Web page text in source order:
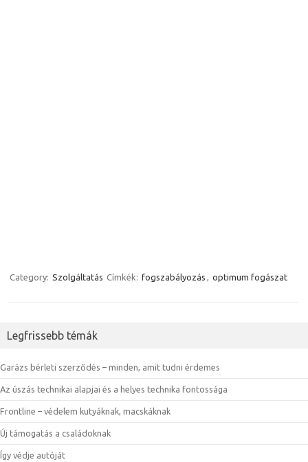
Category: Szolgáltatás Címkék: fogszabályozás , optimum fogászat
Legfrissebb témák
Garázs bérleti szerződés – minden, amit tudni érdemes
Az úszás technikai alapjai és a helyes technika fontossága
Frontline – védelem kutyáknak, macskáknak
Új támogatás a családoknak
Így védje autóját